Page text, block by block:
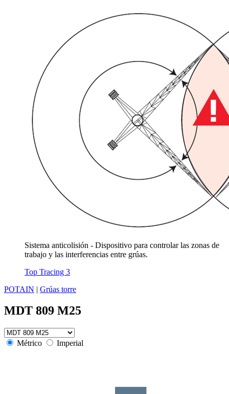
Sistema anticolisión - Dispositivo para controlar las zonas de
trabajo y las interferencias entre grúas.
Top Tracing 3
POTAIN | Grúas torre
MDT 809 M25
Métrico Imperial